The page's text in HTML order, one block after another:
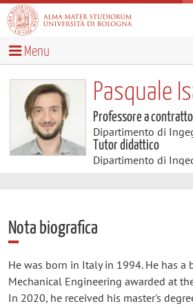
Menu
Pasquale
Professore a contratto
Dipartimento di
Tutor didattico
Dipartimento di
Nota biografica
He was born in Italy in 1994. He has a
Mechanical Engineering awarded at
In 2020, he received his master's